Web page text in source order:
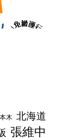
木 北海道
張維中